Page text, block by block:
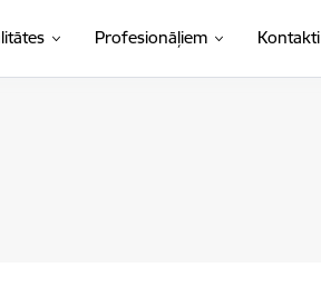
Profesionāļiem Kontakti